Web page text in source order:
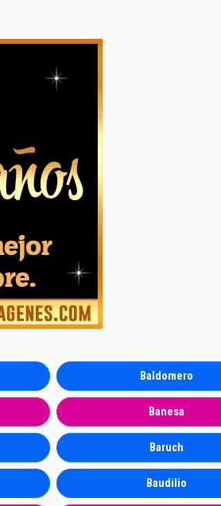
Baldomero
Banesa
Baruch
Baudilio